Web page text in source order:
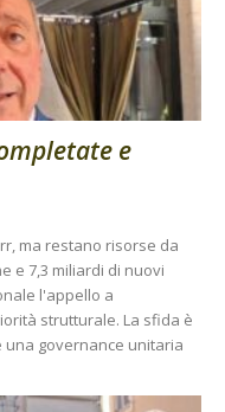
e
ma restano risorse da
e 7,3 miliardi di nuovi
l'appello a
strutturale. La sfida è
governance unitaria